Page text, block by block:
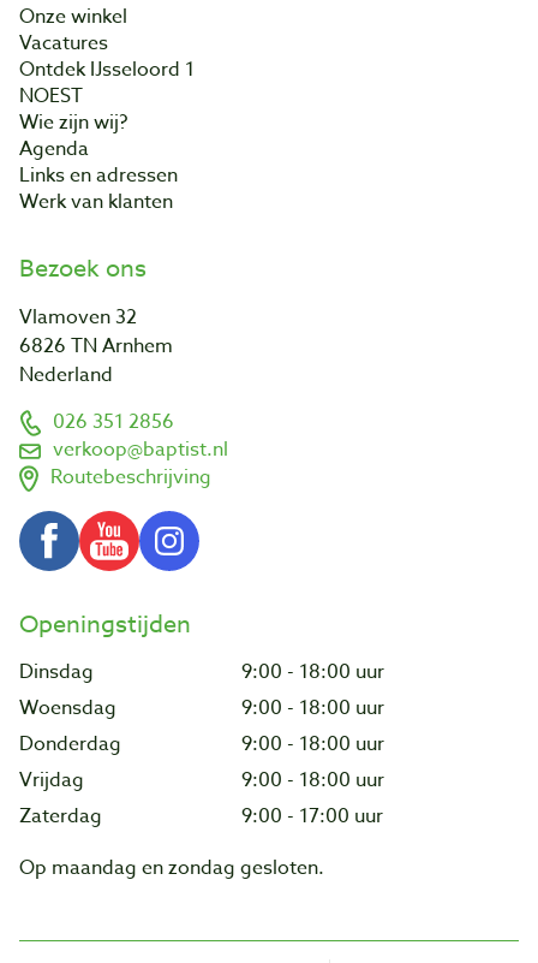
Onze winkel
Vacatures
Ontdek IJsseloord 1
NOEST
Wie zijn wij?
Agenda
Links en adressen
Werk van klanten
Bezoek ons
Vlamoven 32
6826 TN Arnhem
Nederland
026 351 2856
verkoop@baptist.nl
Routebeschrijving
Openingstijden
Dinsdag
9:00 - 18:00 uur
Woensdag
9:00 - 18:00 uur
Donderdag
9:00 - 18:00 uur
Vrijdag
9:00 - 18:00 uur
Zaterdag
9:00 - 17:00 uur
Op maandag en zondag gesloten.